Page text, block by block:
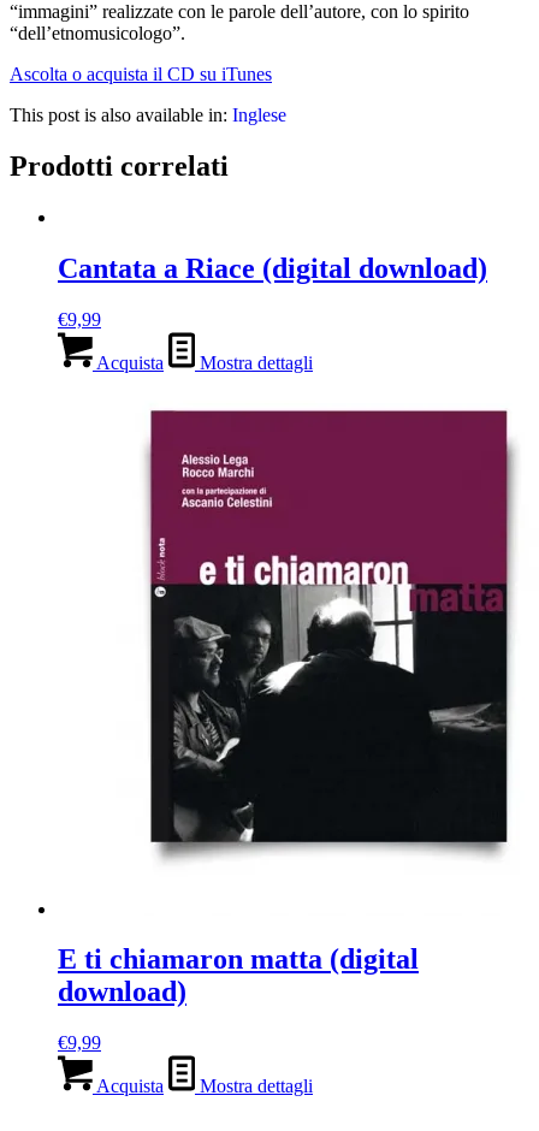
“immagini” realizzate con le parole dell’autore, con lo spirito
“dell’etnomusicologo”.
Ascolta o acquista il CD su iTunes
This post is also available in: Inglese
Prodotti correlati
Cantata a Riace (digital download)
€9,99
Acquista Mostra dettagli
E ti chiamaron matta (digital
download)
€9,99
Acquista Mostra dettagli